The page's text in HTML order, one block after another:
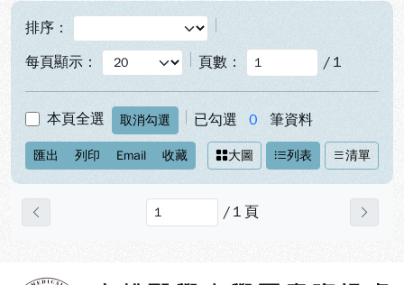
排序：
每頁顯示：
頁數： / 1
本頁全選 取消勾選 已勾選 0 筆資料
匯出 列印 Email 收藏 大圖 列表 清單
/ 1 頁